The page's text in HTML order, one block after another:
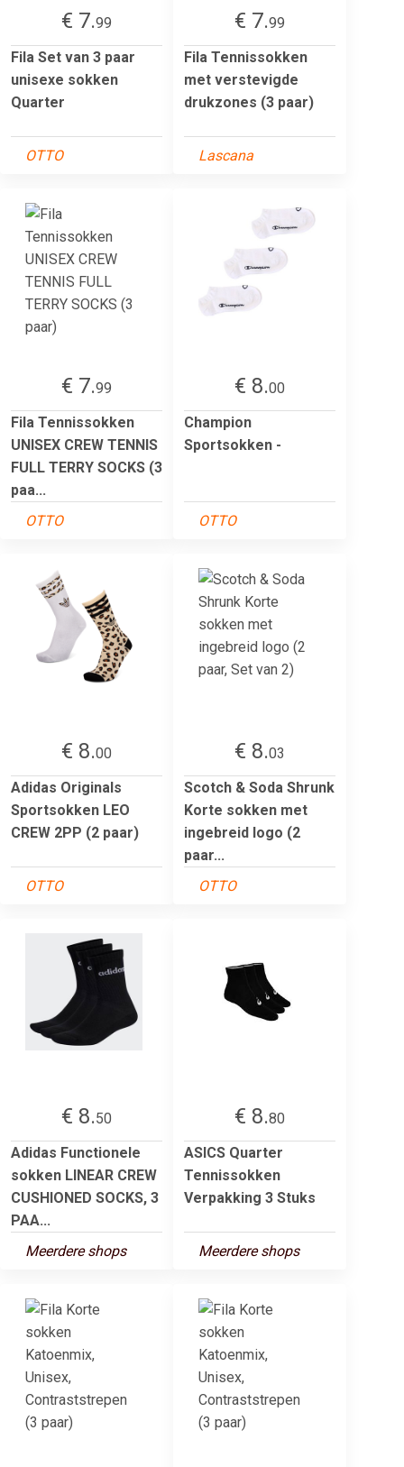
€ 7.99
Fila Set van 3 paar
unisexe sokken
Quarter
OTTO
€ 7.99
Fila Tennissokken
met verstevigde
drukzones (3 paar)
Lascana
€ 7.99
Fila Tennissokken
UNISEX CREW TENNIS
FULL TERRY SOCKS (3
paa...
OTTO
€ 8.00
Champion
Sportsokken -
OTTO
€ 8.00
Adidas Originals
Sportsokken LEO
CREW 2PP (2 paar)
OTTO
€ 8.03
Scotch & Soda Shrunk
Korte sokken met
ingebreid logo (2
paar...
OTTO
€ 8.50
Adidas Functionele
sokken LINEAR CREW
CUSHIONED SOCKS, 3
PAA...
Meerdere shops
€ 8.80
ASICS Quarter
Tennissokken
Verpakking 3 Stuks
Meerdere shops